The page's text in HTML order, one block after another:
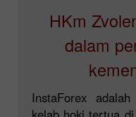
HKm
dalam
InstaForex